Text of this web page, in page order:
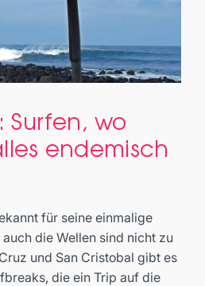
Surfen, wo
wo
endemisch
für seine einmalige
die Wellen sind nicht zu
und San Cristobal gibt es
die ein Trip auf die